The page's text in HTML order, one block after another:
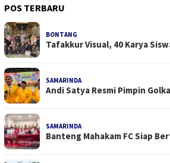
POS TERBARU
BONTANG
Tafakkur Visual, 40 Karya
SAMARINDA
Andi Satya Resmi Pimpin
SAMARINDA
Banteng Mahakam FC Siap